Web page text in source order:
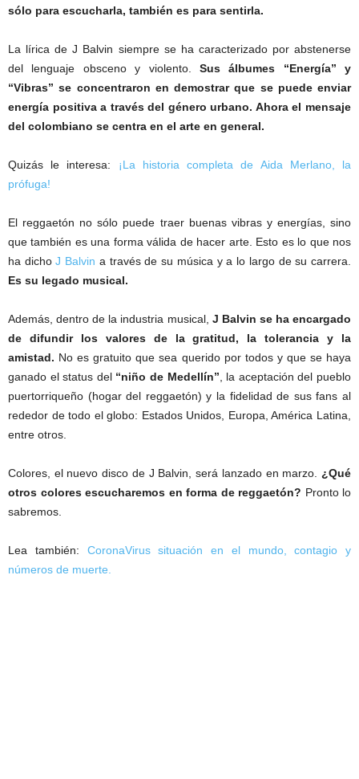
sólo para escucharla, también es para sentirla.
La lírica de J Balvin siempre se ha caracterizado por abstenerse
del lenguaje obsceno y violento. Sus álbumes “Energía” y
“Vibras” se concentraron en demostrar que se puede enviar
energía positiva a través del género urbano. Ahora el mensaje
del colombiano se centra en el arte en general.
Quizás le interesa: ¡La historia completa de Aida Merlano, la
prófuga!
El reggaetón no sólo puede traer buenas vibras y energías, sino
que también es una forma válida de hacer arte. Esto es lo que nos
ha dichoJ Balvin a través de su música y a lo largo de su carrera.
Es su legado musical.
Además, dentro de la industria musical, J Balvin se ha encargado
de difundir los valores de la gratitud, la tolerancia y la
amistad. No es gratuito que sea querido por todos y que se haya
ganado el status del “niño de Medellín” , la aceptación del pueblo
puertorriqueño (hogar del reggaetón) y la fidelidad de sus fans al
rededor de todo el globo: Estados Unidos, Europa, América Latina,
entre otros.
Colores, el nuevo disco de J Balvin, será lanzado en marzo. ¿Qué
otros colores escucharemos en forma de reggaetón? Pronto lo
sabremos.
Lea también: CoronaVirus situación en el mundo, contagio y
números de muerte.